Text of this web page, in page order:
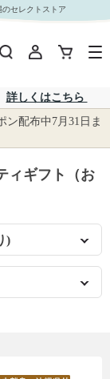
離島・県外）｜おきなわ
セレクトストア
詳しくはこちら
ン配布中7月31日ま
ィギフト（お